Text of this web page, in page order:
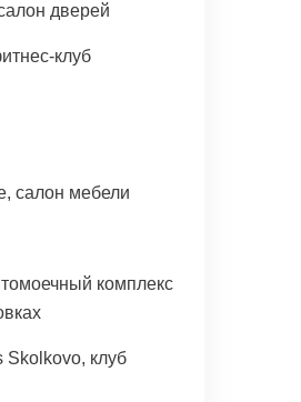
дверей
клуб
салон мебели
комплекс
Skolkovo, клуб